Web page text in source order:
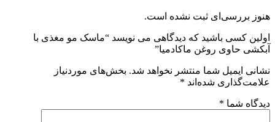
هنوز بررسی‌ای ثبت نشده است.
اولین کسی باشید که دیدگاهی می نویسد “ماسک مو مغذی با
آبکشی حاوی روغن ماکادمیا”
نشانی ایمیل شما منتشر نخواهد شد. بخش‌های موردنیاز
علامت‌گذاری شده‌اند *
دیدگاه شما *